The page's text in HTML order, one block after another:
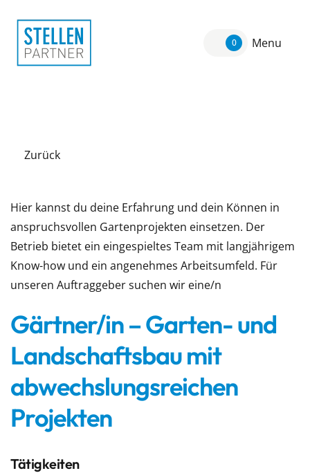
0 Menu
Zurück
Hier kannst du deine Erfahrung und dein Können in
anspruchsvollen Gartenprojekten einsetzen. Der
Betrieb bietet ein eingespieltes Team mit langjährigem
Know-how und ein angenehmes Arbeitsumfeld. Für
unseren Auftraggeber suchen wir eine/n
Gärtner/in – Garten- und
Landschaftsbau mit
abwechslungsreichen
Projekten
Tätigkeiten